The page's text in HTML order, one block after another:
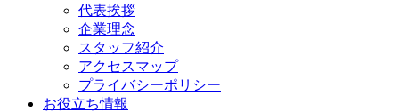
代表挨拶
企業理念
スタッフ紹介
アクセスマップ
プライバシーポリシー
お役立ち情報